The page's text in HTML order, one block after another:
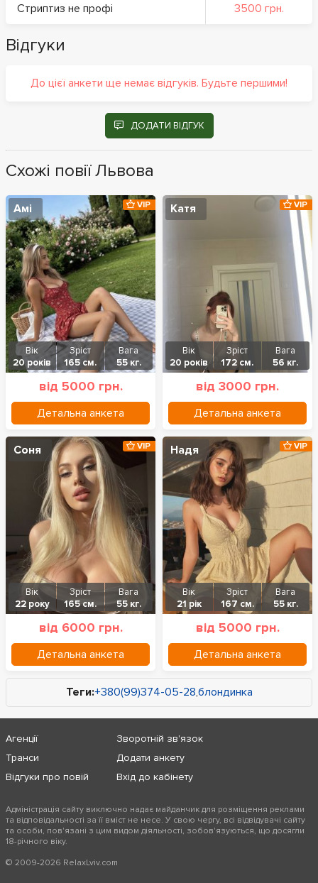
Стриптиз не профі 3500 грн.
Відгуки
До цієї анкети ще немає відгуків. Будьте першими!
ДОДАТИ ВІДГУК
Схожі повії Львова
Амі
Вік
20 років
Зріст
165 см.
Вага
55 кг.
від 5000 грн.
Детальна анкета
VIP Катя
Вік
20 років
Зріст
172 см.
Вага
56 кг.
від 3000 грн.
Детальна анкета
VIP
Соня
Вік
22 року
Зріст
165 см.
Вага
55 кг.
від 6000 грн.
Детальна анкета
VIP Надя
Вік
21 рік
Зріст
167 см.
Вага
55 кг.
від 5000 грн.
Детальна анкета
VIP
Теги:+380(99)374-05-28,блондинка
Агенції
Транси
Відгуки про повій
Зворотній зв'язок
Додати анкету
Вхід до кабінету
Адміністрація сайту виключно надає майданчик для розміщення реклами
та відповідальності за її вміст не несе. У свою чергу, всі відвідувачі сайту
та особи, пов'язані з цим видом діяльності, зобов'язуються, що досягли
18-річного віку.
© 2009-2026 RelaxLviv.com+380(99)374-05-28